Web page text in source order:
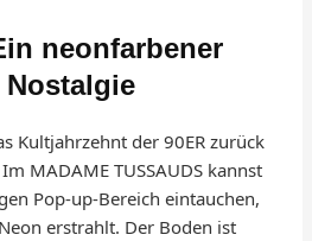
neonfarbener
Kultjahrzehnt der 90ER zurück
MADAME TUSSAUDS kannst
Pop-up-Bereich eintauchen,
erstrahlt. Der Boden ist